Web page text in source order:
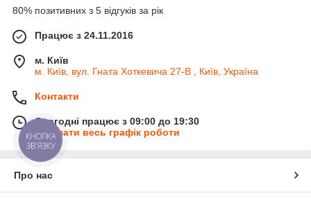
80% позитивних з 5 відгуків за рік
Працює з 24.11.2016
м. Київ
м. Київ, вул. Гната Хоткевича 27-В , Київ, Україна
Контакти
Сьогодні працює з 09:00 до 19:30
Показати весь графік роботи
Про нас
КНОПКА
ЗВ'ЯЗКУ